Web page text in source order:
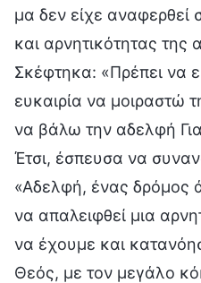
μα δεν είχε αναφερθεί
και αρνητικότητας της
Σκέφτηκα: «Πρέπει να
ευκαιρία να μοιραστώ
να βάλω την αδελφή
Έτσι, έσπευσα να
«Αδελφή, ένας δρόμος
να απαλειφθεί μια
να έχουμε και
Θεός, με τον μεγάλο